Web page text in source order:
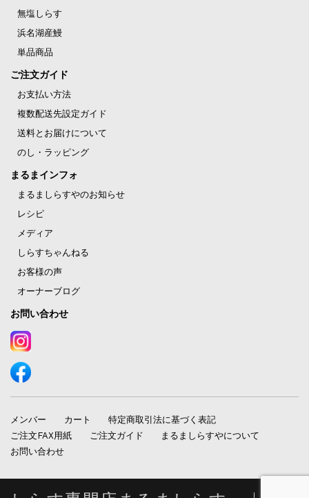
無塩しらす
浜名湖産鰻
単品商品
ご注文ガイド
お支払い方法
複数配送先設定ガイド
送料とお届けについて
のし・ラッピング
まるまインフォ
まるましらすやのお知らせ
レシピ
メディア
しらすちゃんねる
お客様の声
オーナーブログ
お問い合わせ
メンバー カート
特定商取引法に基づく表記
ご注文FAX用紙
ご注文ガイド
まるましらすやについて
お問い合わせ